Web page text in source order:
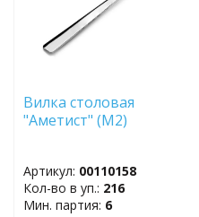
Вилка столовая
"Аметист" (М2)
Артикул: 00110158
Кол-во в уп.: 216
Мин. партия: 6